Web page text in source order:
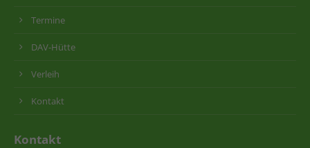
Termine
DAV-Hütte
Verleih
Kontakt
Kontakt